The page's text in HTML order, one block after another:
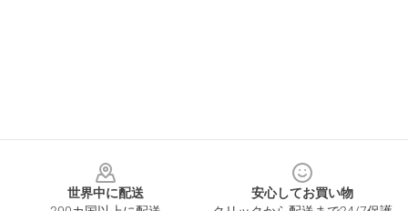
世界中に配送
安心してお買い物